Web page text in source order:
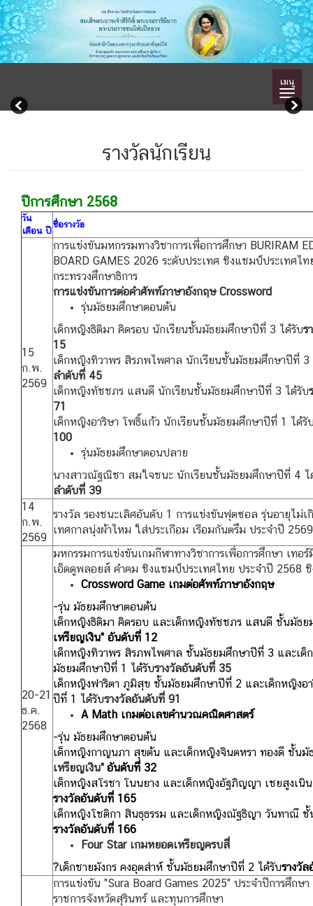
เมนู
รางวัลนักเรียน
ปีการศึกษา 2568
วัน
เดือน ปี
ชื่อรางวัล
15
ก.พ.
2569
การแข่งขันมหกรรมทางวิชาการเพื่อการศึกษา BURIRAM
BOARD GAMES 2026 ระดับประเทศ ชิงแชมป์ประเทศไ
กระทรวงศึกษาธิการ
การแข่งขันการต่อคําศัพท์ภาษาอังกฤษ Crossword
รุ่นมัธยมศึกษาตอนต้น
เด็กหญิงธิติมา คิดรอบ นักเรียนชั้นมัธยมศึกษาปีที่ 3 ได้รับร
15
เด็กหญิงทิวาพร สิรภพไพศาล นักเรียนชั้นมัธยมศึกษาปีที่ 3
ลำดับที่ 45
เด็กหญิงทัชชภร แสนดี นักเรียนชั้นมัธยมศึกษาปีที่ 3 ได้รับ
71
เด็กหญิงอาริษา โพธิ์แก้ว นักเรียนชั้นมัธยมศึกษาปีที่ 1 ได้รั
100
รุ่นมัธยมศึกษาตอนปลาย
นางสาวณัฐณิชา สมใจชนะ นักเรียนชั้นมัธยมศึกษาปีที่ 4 ไ
ลำดับที่ 39
14
ก.พ.
2569
รางวัล รองชนะเลิศอันดับ 1 การแข่งขันฟุตซอล รุ่นอายุไม่
เทศกาลนุ่งผ้าไหม ใส่ประเกือม เรือมกันตรึม ประจำปี 2569
20-21
ธ.ค.
2568
มหกรรมการแข่งขันเกมกีฬาทางวิชาการเพื่อการศึกษา เทอ
เอ็ดดูพลอยส์ คำคม ชิงแชมป์ประเทศไทย ประจำปี 2568 ชิ
Crossword Game เกมต่อศัพท์ภาษาอังกฤษ
-รุ่น มัธยมศึกษาตอนต้น
เด็กหญิงธิติมา คิดรอบ และเด็กหญิงทัชชภร แสนดี ชั้นมัธ
เหรียญเงิน" อันดับที่ 12
เด็กหญิงทิวาพร สิรภพไพศาล ชั้นมัธยมศึกษาปีที่ 3 และ
มัธยมศึกษาปีที่ 1 ได้รับรางวัลอันดับที่ 35
เด็กหญิงฟาริตา ภูมิสุข ชั้นมัธยมศึกษาปีที่ 2 และเด็กหญิงอ
ปีที่ 1 ได้รับรางวัลอันดับที่ 91
A Math เกมต่อเลขคำนวณคณิตศาสตร์
-รุ่น มัธยมศึกษาตอนต้น
เด็กหญิงกาญนภา สุขต้น และเด็กหญิงจินตหรา ทองดี ชั้น
เหรียญเงิน" อันดับที่ 32
เด็กหญิงสโรชา โนนยาง และเด็กหญิงอัฐภิญญา เชยสูงเนิ
รางวัลอันดับที่ 165
เด็กหญิงโชติกา สินธุธรรม และเด็กหญิงณัฐธิญา วันทาณี
รางวัลอันดับที่ 166
Four Star เกมหยอดเหรียญครบสี่
?เด็กชายมังกร คงอุตส่าห์ ชั้นมัธยมศึกษาปีที่ 2 ได้รับรางวั
การแข่งขัน "Sura Board Games 2025" ประจำปีการศึกษ
ราชการจังหวัดสุรินทร์ และทุนการศึกษา